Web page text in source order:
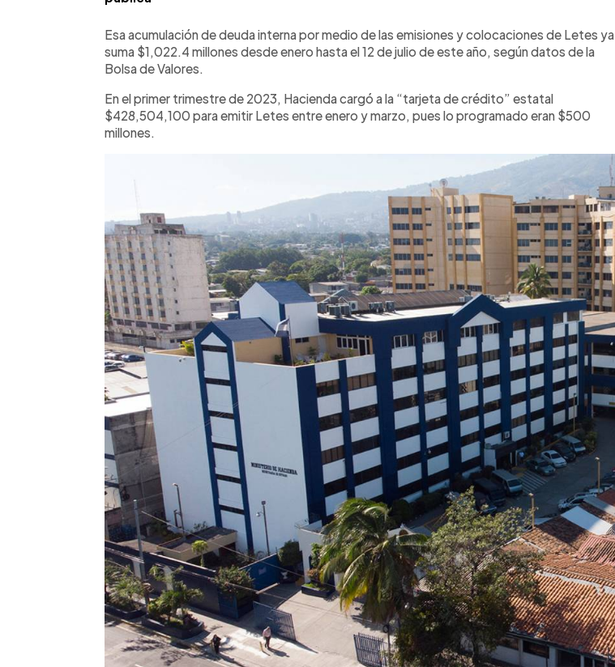
Esa acumulación de deuda interna por medio de las emisiones y colocaciones de Letes ya
suma $1,022.4 millones desde enero hasta el 12 de julio de este año, según datos de la
Bolsa de Valores.
En el primer trimestre de 2023, Hacienda cargó a la “tarjeta de crédito” estatal
$428,504,100 para emitir Letes entre enero y marzo, pues lo programado eran $500
millones.